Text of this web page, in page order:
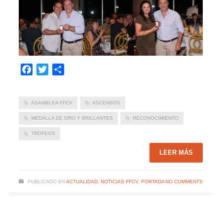
Facebook
Twitter
ASAMBLEA FFCV ASCENSOS
MEDALLA DE ORO Y BRILLANTES RECONOCIMIENTO
TROFEOS
LEER MÁS
PUBLICADO EN ACTUALIDAD, NOTICIAS FFCV, PORTADANO COMMENTS